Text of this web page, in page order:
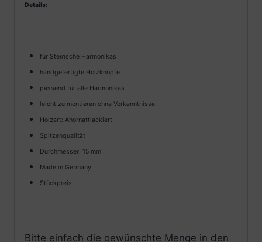
Details:
für Steirische Harmonikas
handgefertigte Holzknöpfe
passend für alle Harmonikas
leicht zu montieren ohne Vorkenntnisse
Holzart: Ahornattlackiert
Spitzenqualität
Durchmesser: 15 mm
Made in Germany
Stückpreis
Bitte einfach die gewünschte Menge in den